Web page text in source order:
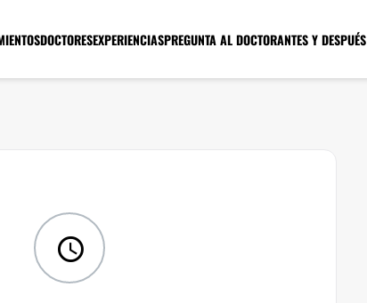
DOCTORESEXPERIENCIASPREGUNTA AL DOCTORANTES Y DESPUÉS